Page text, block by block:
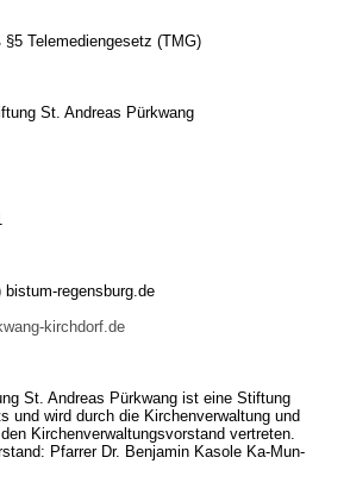
Te­le­me­di­en­ge­setz (TMG)
St. An­dre­as Pürk­wang
regensburg.​de
kirchdorf.​de
St. An­dre­as Pürk­wang ist eine Stif­tung
und wird durch die Kir­chen­ver­wal­tung und
Kir­chen­ver­wal­tungs­vor­stand ver­tre­ten.
Pfar­rer Dr. Ben­ja­min Ka­so­le Ka-Mun­